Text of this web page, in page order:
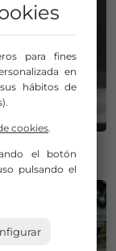
de tiempo:
para fines
en
hábitos de
cookies.
el botón
pulsando el